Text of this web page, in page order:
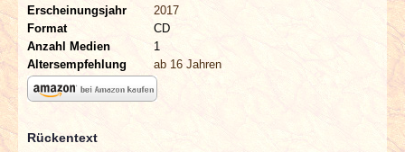
Erscheinungsjahr
2017
Format
CD
Anzahl Medien
1
Altersempfehlung
ab 16 Jahren
Rückentext